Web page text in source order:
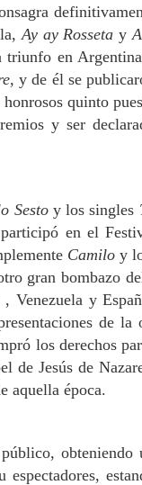
Ay ay Rosseta y
triunfo en
y de él se
quinto
y ser
Sesto y los singles
en el
Camiloy
gran bombazo
Venezuela y
de
los derechos
de Jesús de
aquella época.
obteniendo